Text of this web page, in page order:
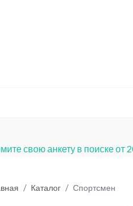
свою анкету в поиске от
Каталог Спортсмен